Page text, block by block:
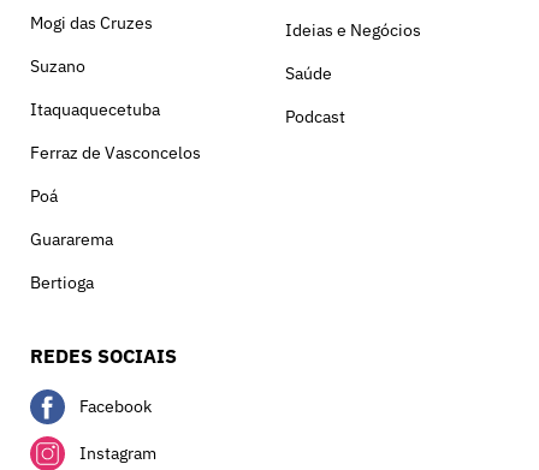
Mogi das Cruzes
Suzano
Itaquaquecetuba
Ferraz de Vasconcelos
Poá
Guararema
Bertioga
Ideias e Negócios
Saúde
Podcast
REDES SOCIAIS
Facebook
Instagram